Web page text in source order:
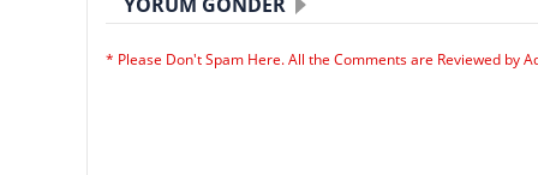
* Please Don't Spam Here. All the Comments are Reviewed by